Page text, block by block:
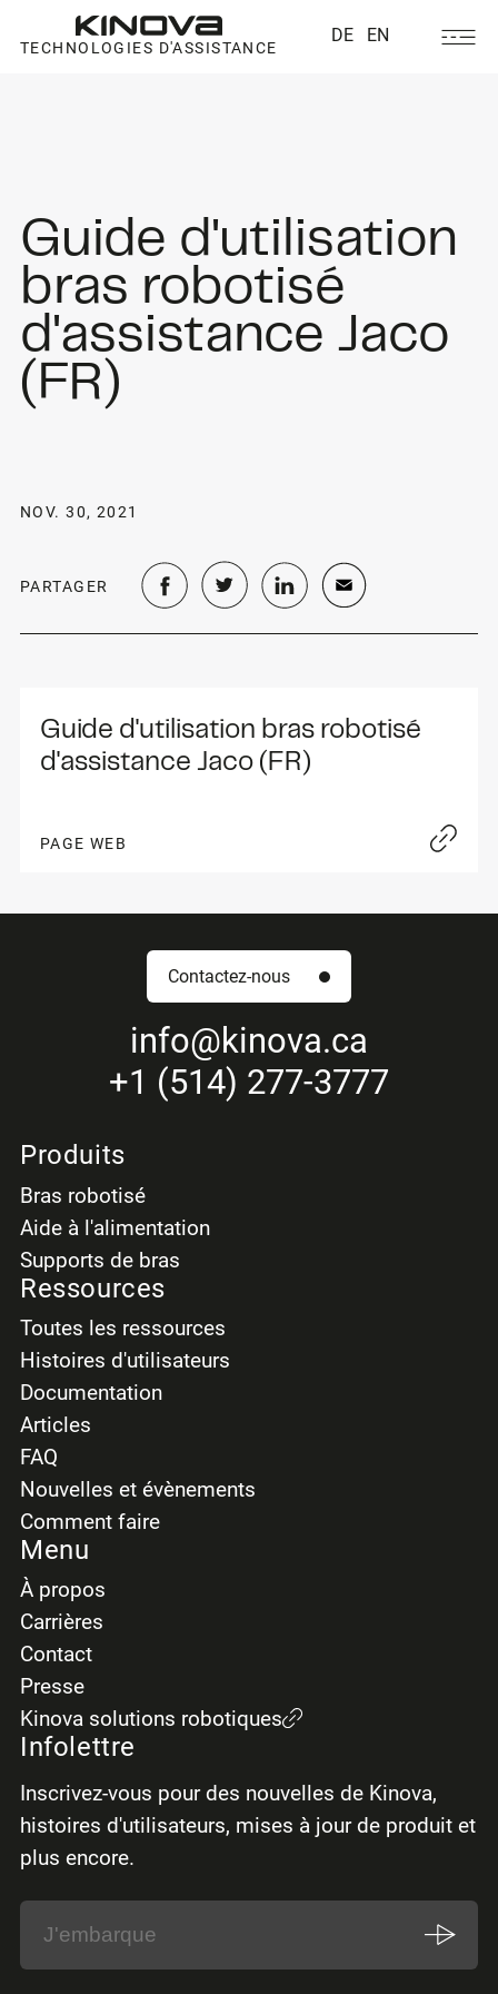
TECHNOLOGIES D'ASSISTANCE
DE EN
Guide d'utilisation
bras robotisé
d'assistance Jaco
(FR)
NOV. 30, 2021
PARTAGER
Guide d'utilisation bras robotisé
d'assistance Jaco (FR)
PAGE WEB
Produits
Bras robotisé
Aide à l'alimentation
Supports de bras
Ressources
Toutes les ressources
Histoires d'utilisateurs
Documentation
Articles
FAQ
Nouvelles et évènements
Comment faire
Menu
À propos
Carrières
Contact
Presse
Kinova solutions robotiques
Infolettre
Inscrivez-vous pour des nouvelles de Kinova,
histoires d'utilisateurs, mises à jour de produit et
plus encore.
Contactez-nous
info@kinova.ca
+1 (514) 277-3777